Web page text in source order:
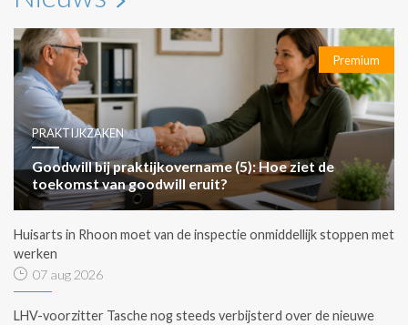
Premium
PRAKTIJKZAKEN
Goodwill bij praktijkovername (5): Hoe ziet de
toekomst van goodwill eruit?
Huisarts in Rhoon moet van de inspectie onmiddellijk stoppen met
werken
07 aug 2026
LHV-voorzitter Tasche nog steeds verbijsterd over de nieuwe